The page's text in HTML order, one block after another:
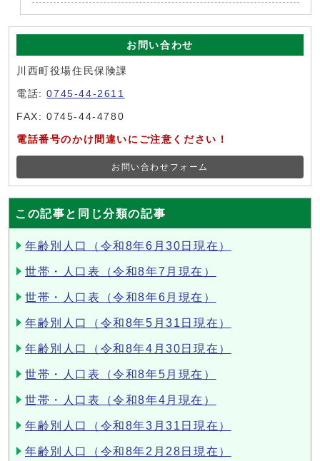
お問い合わせ
川西町役場住民保険課
電話:0745-44-2611
FAX: 0745-44-4780
電話番号のかけ間違いにご注意ください！
お問い合わせフォーム
この記事と同じ分類の記事
年齢別人口（令和8年6月30日現在）
世帯・人口表（令和8年7月現在）
世帯・人口表（令和8年6月現在）
年齢別人口（令和8年5月31日現在）
年齢別人口（令和8年4月30日現在）
世帯・人口表（令和8年5月現在）
世帯・人口表（令和8年4月現在）
年齢別人口（令和8年3月31日現在）
年齢別人口（令和8年2月28日現在）